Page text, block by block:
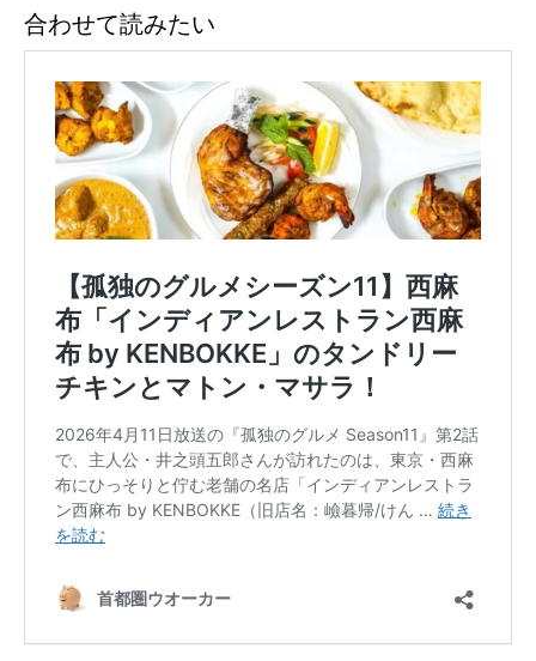
合わせて読みたい